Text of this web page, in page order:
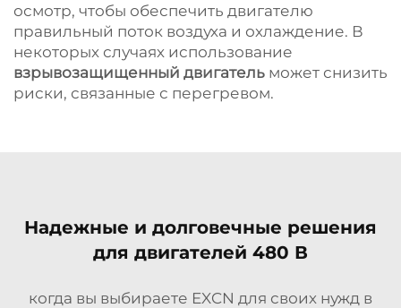
осмотр, чтобы обеспечить двигателю
правильный поток воздуха и охлаждение. В
некоторых случаях использование
взрывозащищенный двигатель может снизить
риски, связанные с перегревом.
Надежные и долговечные решения
для двигателей 480 В
когда вы выбираете EXCN для своих нужд в